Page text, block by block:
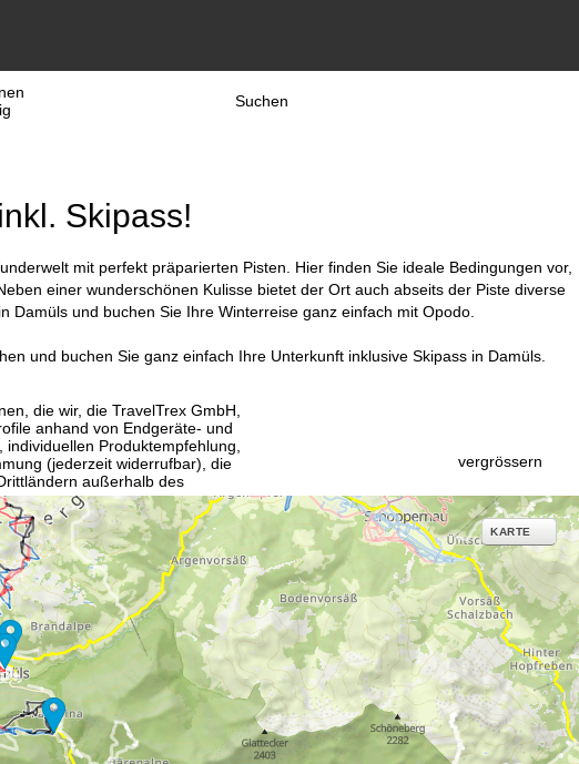
die wir, die TravelTrex GmbH,
anhand von Endgeräte- und
Produktempfehlung,
(jederzeit widerrufbar), die
außerhalb des
Cookies und ähnlichen
notwendige Dienste.
finden Sie in unserer
zu den Verarbeitungszwecken und
Suchen
Skipass!
mit perfekt präparierten Pisten. Hier finden Sie ideale Bedingungen vor,
einer wunderschönen Kulisse bietet der Ort auch abseits der Piste diverse
und buchen Sie Ihre Winterreise ganz einfach mit Opodo.
und buchen Sie ganz einfach Ihre Unterkunft inklusive Skipass in Damüls.
vergrössern
KARTE